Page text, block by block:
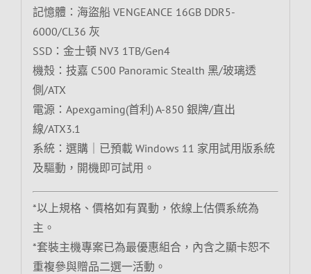
記憶體：海盜船 VENGEANCE 16GB DDR5-
6000/CL36 灰
SSD：金士頓 NV3 1TB/Gen4
機殼：技嘉 C500 Panoramic Stealth 黑/玻璃透
側/ATX
電源：Apexgaming(首利) A-850 銀牌/直出
線/ATX3.1
系統：選購｜已預載 Windows 11 家用試用版系統
及驅動，開機即可試用。
*以上規格、價格如有異動，依線上估價系統為
主。
*套裝主機專案已為最優惠組合，內含之顯卡恕不
重複參與贈品二選一活動。